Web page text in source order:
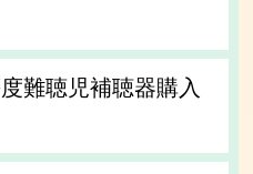
難聴児補聴器購入